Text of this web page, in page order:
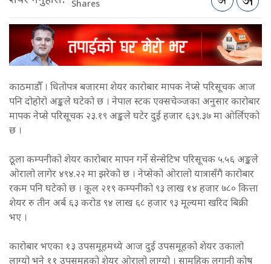
Shares
काठमाडौँ । धितोपत्र बजारमा शेयर कारोबार मापक नेप्से परिसूचक आज
पनि दोहोरो अङ्कले घटेको छ । नेपाल स्टक एक्सचेञ्जका अनुसार कारोबार
मापक नेप्से परिसूचक २३.१९ अङ्कले घटेर दुई हजार ६३९.३७ मा ओर्लिएको
छ ।
ठूला कम्पनीको शेयर कारोबार मापन गर्ने सेन्सेटिभ परिसूचक ५.५६ अङ्कले
ओरालो लागेर ४९४.२२ मा झरेको छ । नेप्सेको ओरालो यात्रासँगै कारोबार
रकम पनि घटेको छ । कूल २१९ कम्पनीको ९३ लाख १४ हजार ७८० कित्ता
शेयर रु तीन अर्ब ६३ करोड ९४ लाख ६८ हजार ९३ मूल्यमा खरिद बिक्री
भए ।
कारोबार भएका १३ उपसमूहमध्ये आज दुई उपसमूहको शेयर उकालो